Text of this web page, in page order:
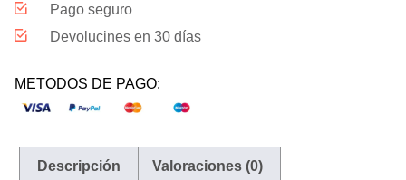
Pago seguro
Devolucines en 30 días
METODOS DE PAGO:
Descripción Valoraciones (0)